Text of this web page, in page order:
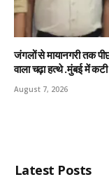
जंगलों से मायानगरी तक
वाला चढ़ा हत्थे .मुंबई में
August 7, 2026
Latest Posts